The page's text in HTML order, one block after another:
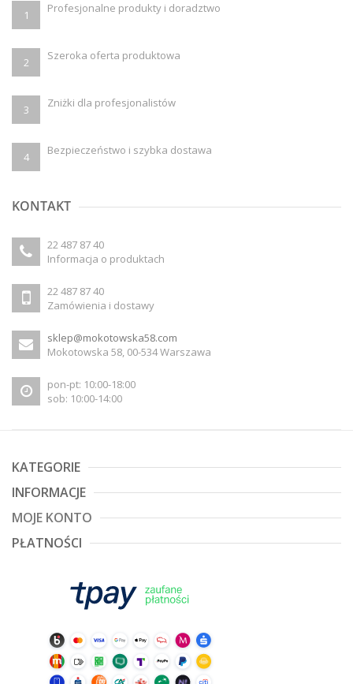
1 Profesjonalne produkty i doradztwo
2 Szeroka oferta produktowa
3 Zniżki dla profesjonalistów
4 Bezpieczeństwo i szybka dostawa
KONTAKT
22 487 87 40
Informacja o produktach
22 487 87 40
Zamówienia i dostawy
sklep@mokotowska58.com
Mokotowska 58, 00-534 Warszawa
pon-pt: 10:00-18:00
sob: 10:00-14:00
KATEGORIE
INFORMACJE
MOJE KONTO
PŁATNOŚCI